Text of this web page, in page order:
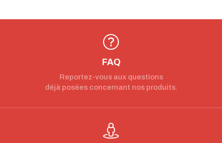
FAQ
Reportez-vous aux questions
déjà posées concernant nos produits.